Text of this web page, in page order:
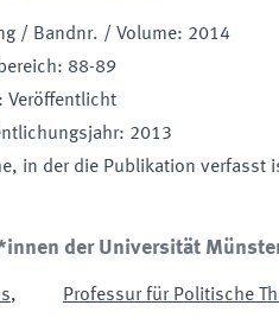
/ Bandnr. / Volume: 2014
: 88-89
: Veröffentlicht
: 2013
in der die Publikation verfasst
der Universität
,
Professur für Politische